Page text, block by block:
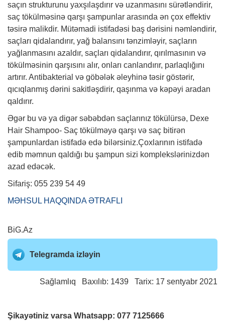
saçın strukturunu yaxşılaşdırır və uzanmasını sürətləndirir,
saç tökülməsinə qarşı şampunlar arasında ən çox effektiv
təsirə malikdir. Mütəmadi istifadəsi baş dərisini nəmləndirir,
saçları qidalandırır, yağ balansını tənzimləyir, saçların
yağlanmasını azaldır, saçları qidalandırır, qırılmasının və
tökülməsinin qarşısını alır, onları canlandırır, parlaqlığını
artırır. Antibakterial və göbələk əleyhinə təsir göstərir,
qıcıqlanmış dərini sakitləşdirir, qaşınma və kəpəyi aradan
qaldırır.
Əgər bu və ya digər səbəbdən saçlarınız tökülürsə, Dexe
Hair Shampoo- Saç tökülməyə qarşı və saç bitirən
şampunlardan istifadə edə bilərsiniz.Çoxlarının istifadə
edib məmnun qaldığı bu şampun sizi komplekslərinizdən
azad edəcək.
Sifariş: 055 239 54 49
MƏHSUL HAQQINDA ƏTRAFLI
BiG.Az
Telegramda izləyin
Sağlamlıq Baxılıb: 1439 Tarix: 17 sentyabr 2021
Şikayətiniz varsa Whatsapp: 077 7125666